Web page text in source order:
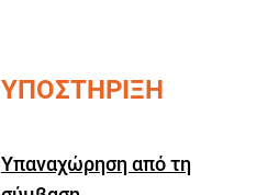
ΥΠΟΣΤΗΡΙΞΗ
Υπαναχώρηση από τη